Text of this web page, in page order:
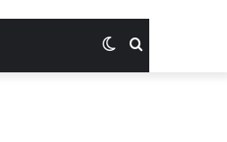
Switch